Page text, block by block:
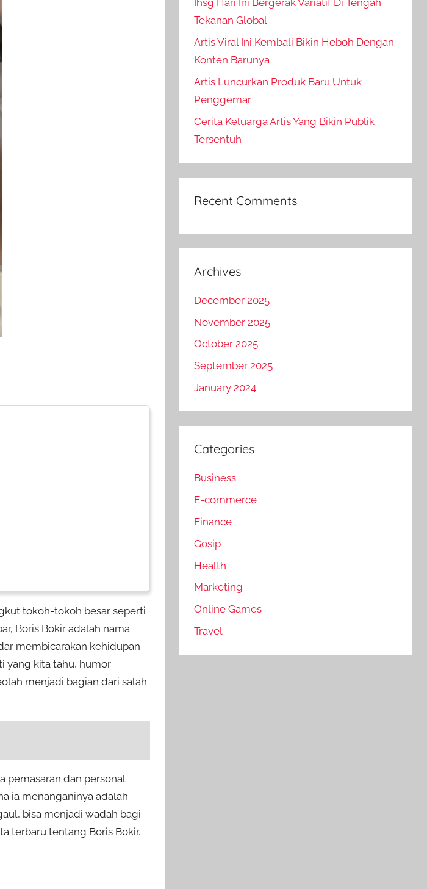
tokoh-tokoh besar seperti
Boris Bokir adalah nama
membicarakan kehidupan
yang kita tahu, humor
menjadi bagian dari salah
pemasaran dan personal
ia menanganinya adalah
bisa menjadi wadah bagi
terbaru tentang Boris Bokir.
Ihsg Hari Ini Bergerak Variatif Di Tengah
Tekanan Global
Artis Viral Ini Kembali Bikin Heboh Dengan
Konten Barunya
Artis Luncurkan Produk Baru Untuk
Penggemar
Cerita Keluarga Artis Yang Bikin Publik
Tersentuh
Recent Comments
Archives
December 2025
November 2025
October 2025
September 2025
January 2024
Categories
Business
E-commerce
Finance
Gosip
Health
Marketing
Online Games
Travel